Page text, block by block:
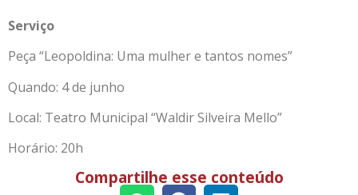
Serviço
Peça “Leopoldina: Uma mulher e tantos nomes”
Quando: 4 de junho
Local: Teatro Municipal “Waldir Silveira Mello”
Horário: 20h
Compartilhe esse conteúdo